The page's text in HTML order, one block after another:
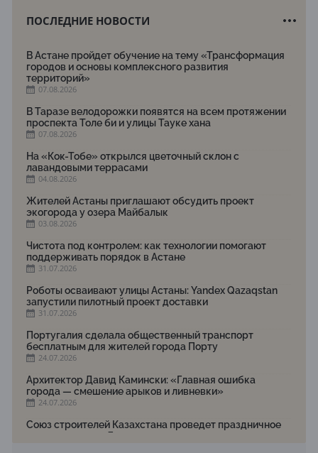
ПОСЛЕДНИЕ НОВОСТИ
В Астане пройдет обучение на тему «Трансформация
городов и основы комплексного развития
территорий»
07.08.2026
В Таразе велодорожки появятся на всем протяжении
проспекта Толе би и улицы Тауке хана
07.08.2026
На «Кок-Тобе» открылся цветочный склон с
лавандовыми террасами
04.08.2026
Жителей Астаны приглашают обсудить проект
экогорода у озера Майбалык
03.08.2026
Чистота под контролем: как технологии помогают
поддерживать порядок в Астане
31.07.2026
Роботы осваивают улицы Астаны: Yandex Qazaqstan
запустили пилотный проект доставки
31.07.2026
Португалия сделала общественный транспорт
бесплатным для жителей города Порту
24.07.2026
Архитектор Давид Камински: «Главная ошибка
города — смешение арыков и ливневки»
24.07.2026
Союз строителей Казахстана проведет праздничное
мероприятие ко Дню строителя